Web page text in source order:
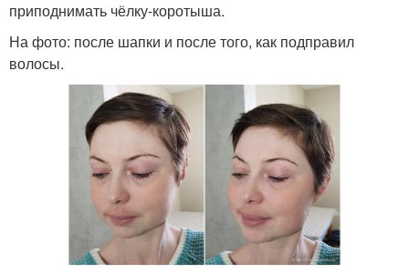
приподнимать чёлку-коротыша.
На фото: после шапки и после того, как подправил
волосы.